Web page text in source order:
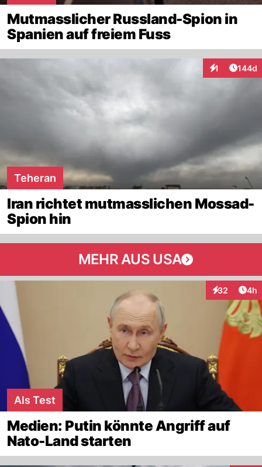
Mutmasslicher Russland-Spion in
Spanien auf freiem Fuss
1
Interaktionen
144d
Teheran
Iran richtet mutmasslichen Mossad-
Spion hin
MEHR AUS USA
32
Interaktionen
4h
Als Test
Medien: Putin könnte Angriff auf
Nato-Land starten